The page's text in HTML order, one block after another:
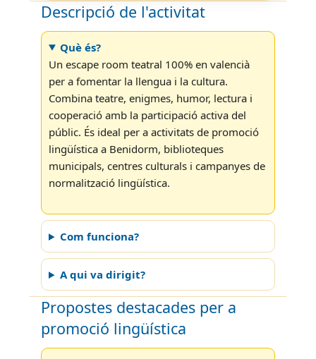
Descripció de l'activitat
Què és?
Un escape room teatral 100% en valencià
per a fomentar la llengua i la cultura.
Combina teatre, enigmes, humor, lectura i
cooperació amb la participació activa del
públic. És ideal per a activitats de promoció
lingüística a Benidorm, biblioteques
municipals, centres culturals i campanyes de
normalització lingüística.
Com funciona?
A qui va dirigit?
Propostes destacades per a
promoció lingüística